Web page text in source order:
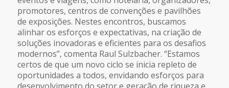
promotores, centros de convenções e pavilhões
de exposições. Nestes encontros, buscamos
alinhar os esforços e expectativas, na criação de
soluções inovadoras e eficientes para os desafios
modernos”, comenta Raul Sulzbacher. “Estamos
certos de que um novo ciclo se inicia repleto de
oportunidades a todos, envidando esforços para
desenvolvimento do setor e geração de riqueza e